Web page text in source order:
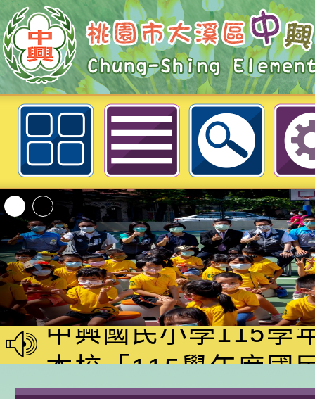
neilchestycedu佈景設計者：徐
轉知內政部函以，有
員會函釋公務員留職
赴陸應申請許可一案
中興國民小學115學
期第1次第7-9招代課
本校「115學年度國